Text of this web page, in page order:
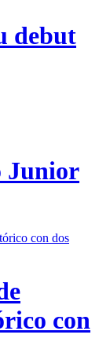
debut
Junior
con